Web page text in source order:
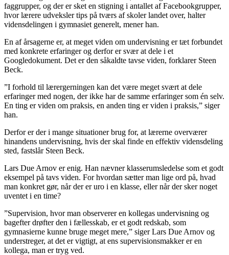
faggrupper, og der er sket en stigning i antallet af Facebookgrupper,
hvor lærere udveksler tips på tværs af skoler landet over, halter
vidensdelingen i gymnasiet generelt, mener han.
En af årsagerne er, at meget viden om undervisning er tæt forbundet
med konkrete erfaringer og derfor er svær at dele i et
Googledokument. Det er den såkaldte tavse viden, forklarer Steen
Beck.
”I forhold til lærergerningen kan det være meget svært at dele
erfaringer med nogen, der ikke har de samme erfaringer som én selv.
En ting er viden om praksis, en anden ting er viden i praksis,” siger
han.
Derfor er der i mange situationer brug for, at lærerne overværer
hinandens undervisning, hvis der skal finde en effektiv vidensdeling
sted, fastslår Steen Beck.
Lars Due Arnov er enig. Han nævner klasserumsledelse som et godt
eksempel på tavs viden. For hvordan sætter man lige ord på, hvad
man konkret gør, når der er uro i en klasse, eller når der sker noget
uventet i en time?
”Supervision, hvor man observerer en kollegas undervisning og
bagefter drøfter den i fællesskab, er et godt redskab, som
gymnasierne kunne bruge meget mere,” siger Lars Due Arnov og
understreger, at det er vigtigt, at ens supervisionsmakker er en
kollega, man er tryg ved.